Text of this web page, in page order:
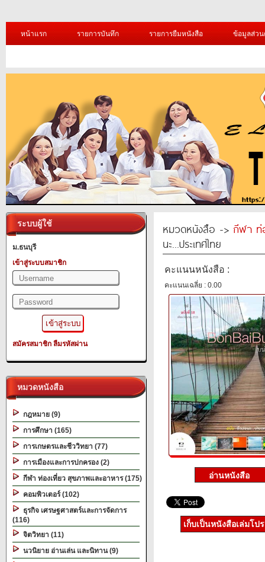
หน้าแรก รายการบันทึก รายการยืมหนังสือ ข้อมูลส่ว
ระบบผู้ใช้
ม.ธนบุรี
เข้าสู่ระบบสมาชิก
สมัครสมาชิก ลืมรหัสผ่าน
หมวดหนังสือ
กฎหมาย (9)
การศึกษา (165)
การเกษตรและชีววิทยา (77)
การเมืองและการปกครอง (2)
กีฬา ท่องเที่ยว สุขภาพและอาหาร (175)
คอมพิวเตอร์ (102)
ธุรกิจ เศรษฐศาสตร์และการจัดการ
(116)
จิตวิทยา (11)
นวนิยาย อ่านเล่น และนิทาน (9)
หมวดหนังสือ -> กีฬา ท่
นะ...ประเทศไทย
คะแนนหนังสือ :
คะแนนเฉลี่ย : 0.00
เก็บเป็นหนังสือเล่มโป